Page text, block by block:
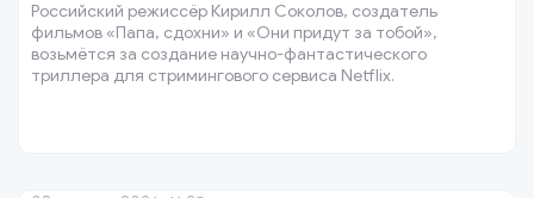
Российский режиссёр Кирилл Соколов, создатель
фильмов «Папа, сдохни» и «Они придут за тобой»,
возьмётся за создание научно-фантастического
триллера для стримингового сервиса Netflix.